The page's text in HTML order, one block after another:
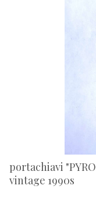
portachiavi
vintage 1990s